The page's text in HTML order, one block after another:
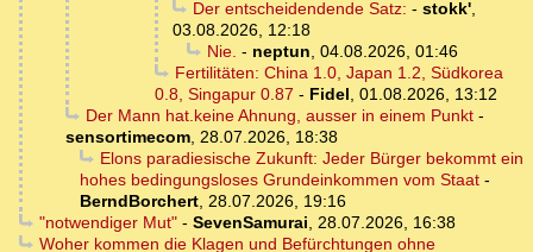
Der entscheidendende Satz: - stokk',
03.08.2026, 12:18
Nie. - neptun, 04.08.2026, 01:46
Fertilitäten: China 1.0, Japan 1.2, Südkorea
0.8, Singapur 0.87 - Fidel, 01.08.2026, 13:12
Der Mann hat.keine Ahnung, ausser in einem Punkt-
sensortimecom, 28.07.2026, 18:38
Elons paradiesische Zukunft: Jeder Bürger bekommt ein
hohes bedingungsloses Grundeinkommen vom Staat -
BerndBorchert, 28.07.2026, 19:16
"notwendiger Mut"- SevenSamurai, 28.07.2026, 16:38
Woher kommen die Klagen und Befürchtungen ohne